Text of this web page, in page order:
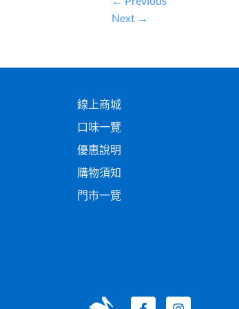
Next →
線上商城
口味一覽
優惠說明
購物須知
門市一覽